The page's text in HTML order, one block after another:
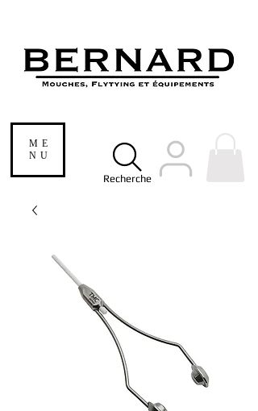
ME
NU
Recherche